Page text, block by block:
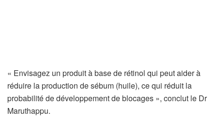
« Envisagez un produit à base de rétinol qui peut aider à
réduire la production de sébum (huile), ce qui réduit la
probabilité de développement de blocages », conclut le Dr
Maruthappu.